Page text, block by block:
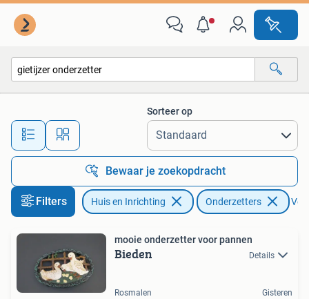
Alle afstanden…
Sorteer op
Bewaar je zoekopdracht
Filters Huis en Inrichting Onderzetters
mooie onderzetter voor pannen
Bieden Details
Rosmalen Gisteren